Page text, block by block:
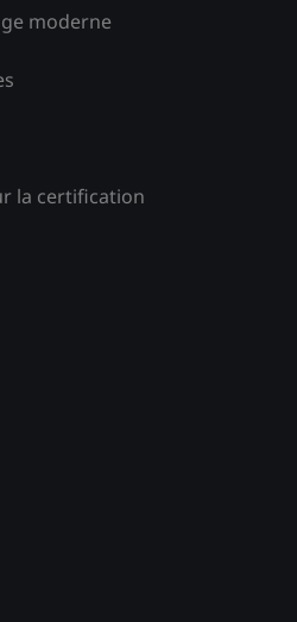
moderne
la certification